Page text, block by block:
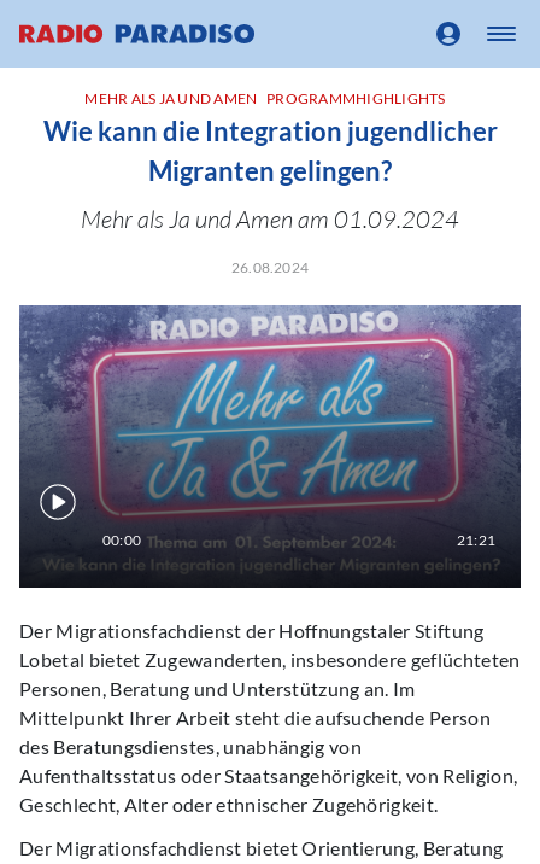
00:00 21:21
MEHR ALS JA UND AMEN PROGRAMMHIGHLIGHTS
Wie kann die Integration jugendlicher
Migranten gelingen?
Mehr als Ja und Amen am 01.09.2024
26.08.2024
Der Migrationsfachdienst der Hoffnungstaler Stiftung
Lobetal bietet Zugewanderten, insbesondere geflüchteten
Personen, Beratung und Unterstützung an. Im
Mittelpunkt Ihrer Arbeit steht die aufsuchende Person
des Beratungsdienstes, unabhängig von
Aufenthaltsstatus oder Staatsangehörigkeit, von Religion,
Geschlecht, Alter oder ethnischer Zugehörigkeit.
Der Migrationsfachdienst bietet Orientierung, Beratung